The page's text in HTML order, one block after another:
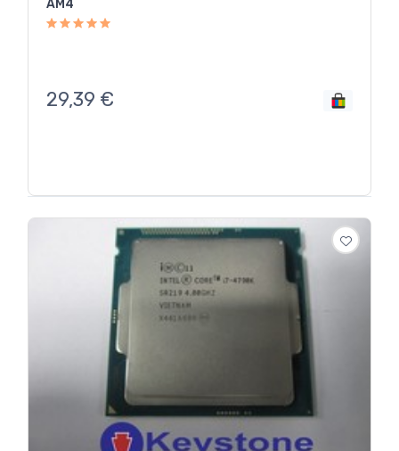
AM4
29,39 €